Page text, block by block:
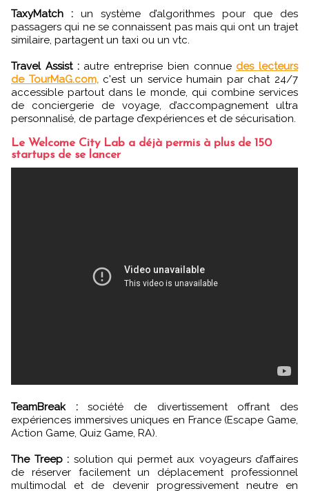
TaxyMatch : un système d’algorithmes pour que des
passagers qui ne se connaissent pas mais qui ont un trajet
similaire, partagent un taxi ou un vtc.
Travel Assist :autre entreprise bien connue des lecteurs
de TourMaG.com,c'est un service humain par chat 24/7
accessible partout dans le monde, qui combine services
de conciergerie de voyage, d’accompagnement ultra
personnalisé, de partage d’expériences et de sécurisation.
Le Welcome City Lab a déjà permis à plus de 150
startups de se lancer
TeamBreak :société de divertissement offrant des
expériences immersives uniques en France (Escape Game,
Action Game, Quiz Game, RA).
The Treep : solution qui permet aux voyageurs d’affaires
de réserver facilement un déplacement professionnel
multimodal et de devenir progressivement neutre en